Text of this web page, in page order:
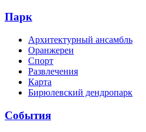
Парк
Архитектурный ансамбль
Оранжереи
Спорт
Развлечения
Карта
Бирюлевский дендропарк
События